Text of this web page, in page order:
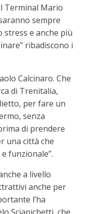
Terminal Mario
sempre
stress e anche più
ribadiscono i
Calcinaro. Che
di Trenitalia,
per fare un
senza
di prendere
una città che
funzionale”.
a livello
anche per
l’ha